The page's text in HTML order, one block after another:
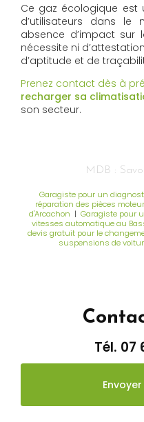
Ce gaz écologique est
d’utilisateurs dans le
absence d’impact sur
nécessite ni
d’aptitude et de
Prenez contact dès à
recharger sa
son secteur.
MDB :
Garagiste pour un
réparation des pièces
d'Arcachon | Garagiste pour
vitesses automatique au
devis gratuit pour le
suspensions de
Tél. 07